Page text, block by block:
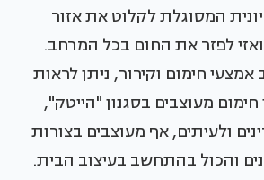
המסוגלת לקלוט את אזור
לפזר את החום בכל המרחב.
חימום וקירור, ניתן לראות
חימום מעוצבים בסגנון "הייטק",
ולעיתים, אף מעוצבים בצורות
והכול בהתחשב בעיצוב הבית.